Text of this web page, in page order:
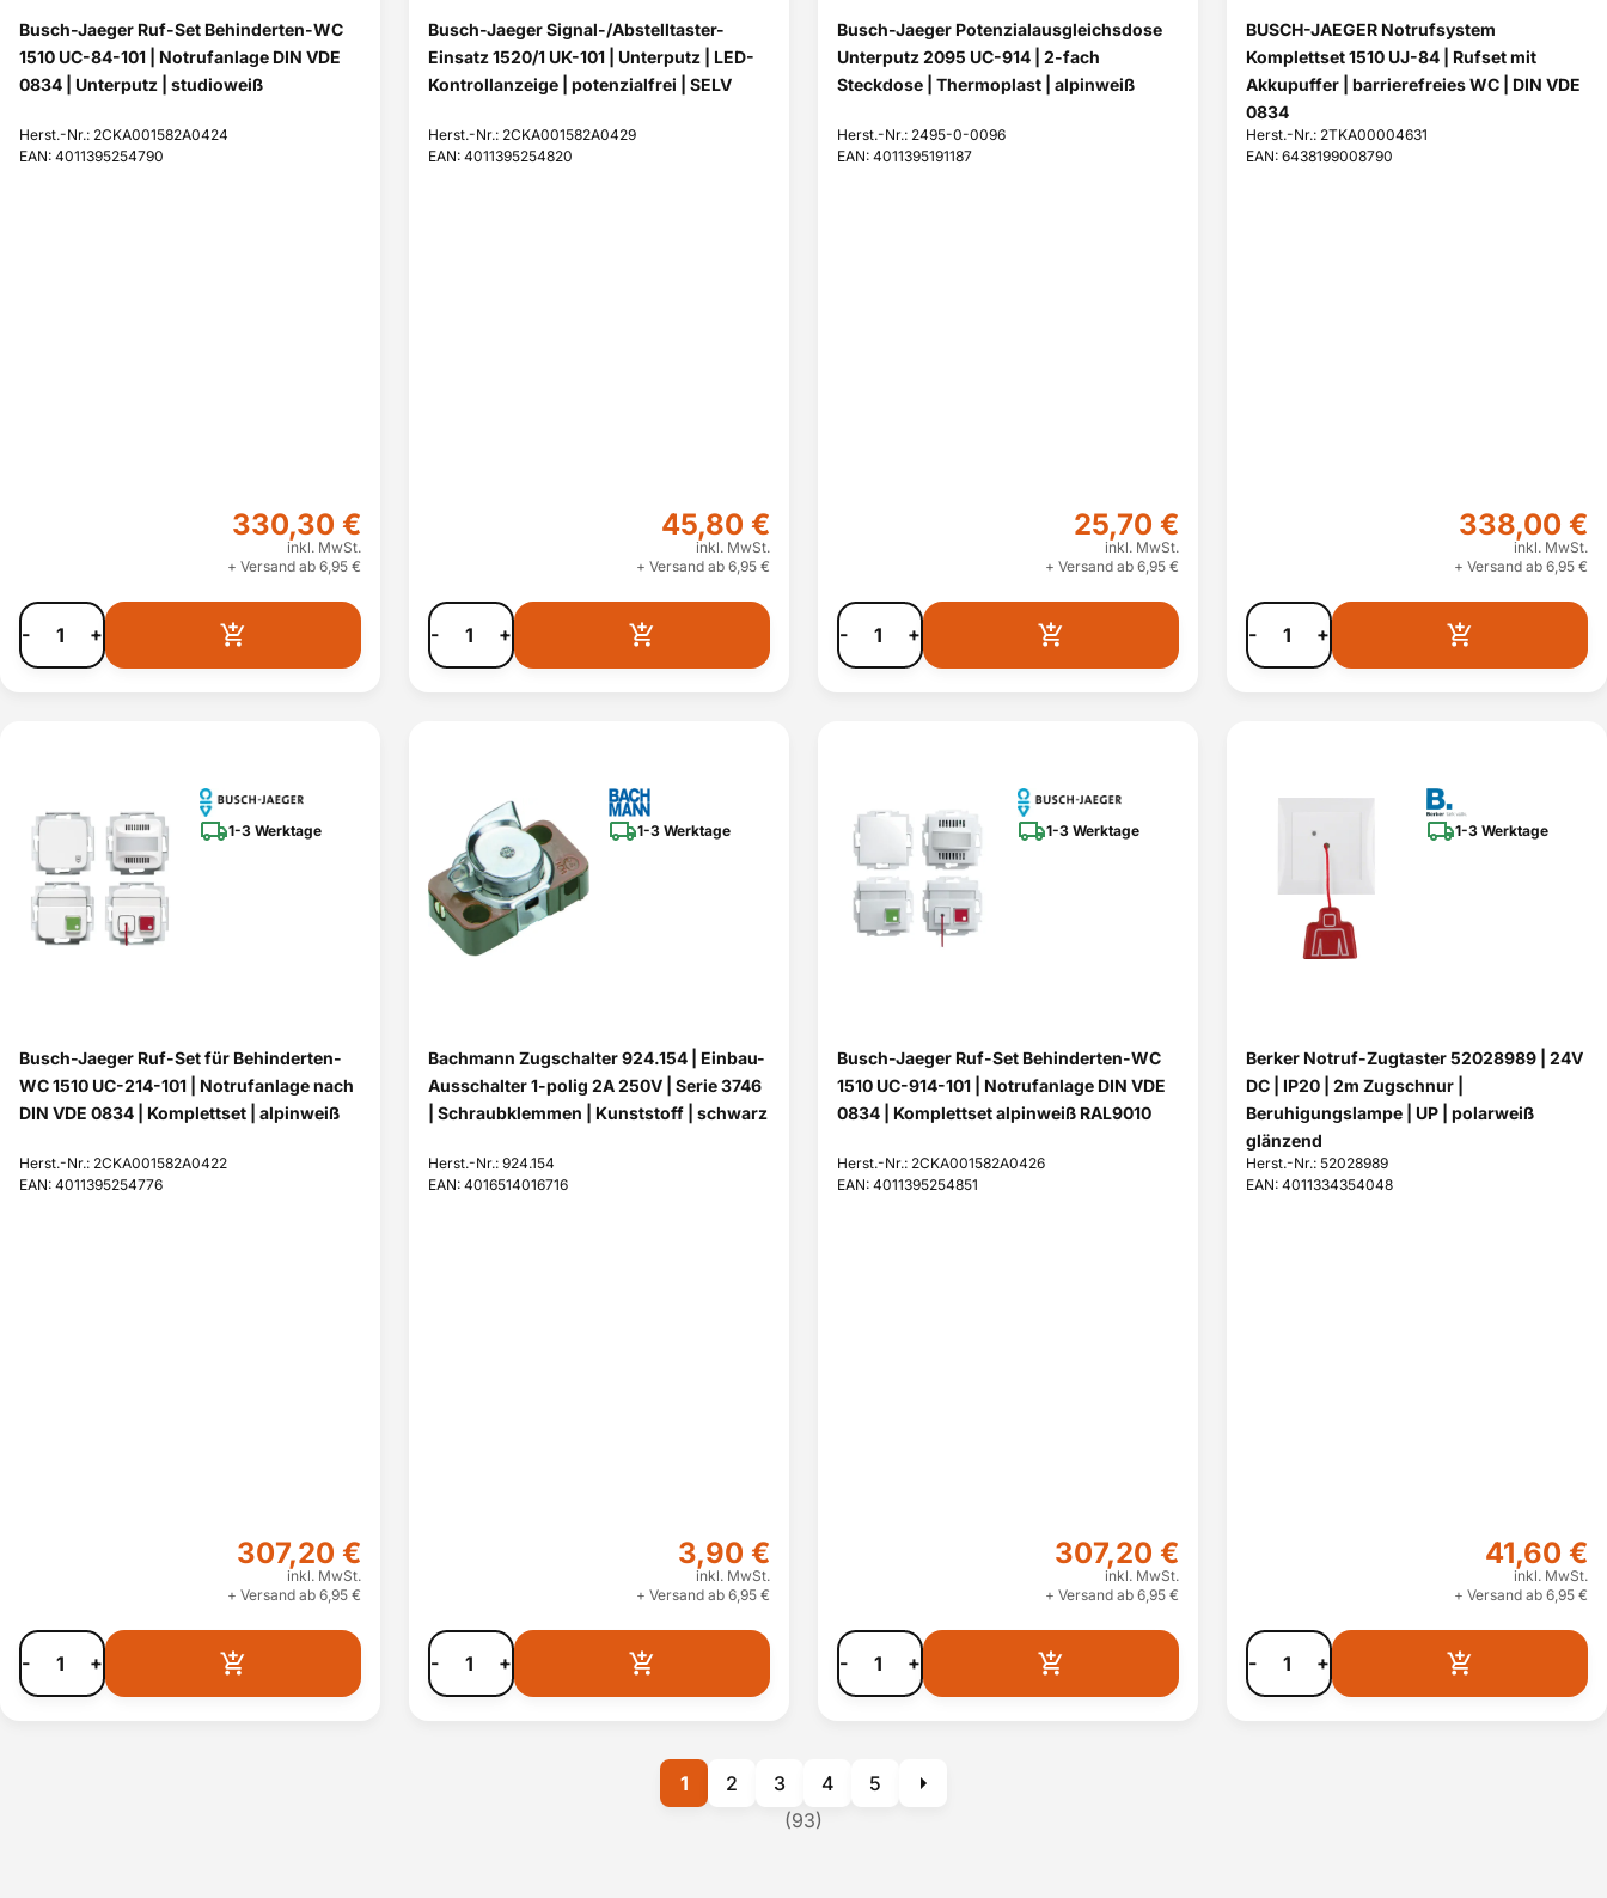
Busch-Jaeger Ruf-Set Behinderten-WC
1510 UC-84-101 | Notrufanlage DIN VDE
0834 | Unterputz | studioweiß
Herst.-Nr.: 2CKA001582A0424
EAN: 4011395254790
330,30 €
inkl. MwSt.
+ Versand ab 6,95 €
- +
Busch-Jaeger Signal-/Abstelltaster-
Einsatz 1520/1 UK-101 | Unterputz | LED-
Kontrollanzeige | potenzialfrei | SELV
Herst.-Nr.: 2CKA001582A0429
EAN: 4011395254820
45,80 €
inkl. MwSt.
+ Versand ab 6,95 €
- +
Busch-Jaeger Potenzialausgleichsdose
Unterputz 2095 UC-914 | 2-fach
Steckdose | Thermoplast | alpinweiß
Herst.-Nr.: 2495-0-0096
EAN: 4011395191187
25,70 €
inkl. MwSt.
+ Versand ab 6,95 €
- +
BUSCH-JAEGER Notrufsystem
Komplettset 1510 UJ-84 | Rufset mit
Akkupuffer | barrierefreies WC | DIN VDE
0834
Herst.-Nr.: 2TKA00004631
EAN: 6438199008790
338,00 €
inkl. MwSt.
+ Versand ab 6,95 €
- +
1-3 Werktage
Busch-Jaeger Ruf-Set für Behinderten-
WC 1510 UC-214-101 | Notrufanlage nach
DIN VDE 0834 | Komplettset | alpinweiß
Herst.-Nr.: 2CKA001582A0422
EAN: 4011395254776
307,20 €
inkl. MwSt.
+ Versand ab 6,95 €
- +
1-3 Werktage
Bachmann Zugschalter 924.154 | Einbau-
Ausschalter 1-polig 2A 250V | Serie 3746
| Schraubklemmen | Kunststoff | schwarz
Herst.-Nr.: 924.154
EAN: 4016514016716
3,90 €
inkl. MwSt.
+ Versand ab 6,95 €
- +
1-3 Werktage
Busch-Jaeger Ruf-Set Behinderten-WC
1510 UC-914-101 | Notrufanlage DIN VDE
0834 | Komplettset alpinweiß RAL9010
Herst.-Nr.: 2CKA001582A0426
EAN: 4011395254851
307,20 €
inkl. MwSt.
+ Versand ab 6,95 €
- +
1-3 Werktage
Berker Notruf-Zugtaster 52028989 | 24V
DC | IP20 | 2m Zugschnur |
Beruhigungslampe | UP | polarweiß
glänzend
Herst.-Nr.: 52028989
EAN: 4011334354048
41,60 €
inkl. MwSt.
+ Versand ab 6,95 €
- +
(93)
1 2 3 4 5